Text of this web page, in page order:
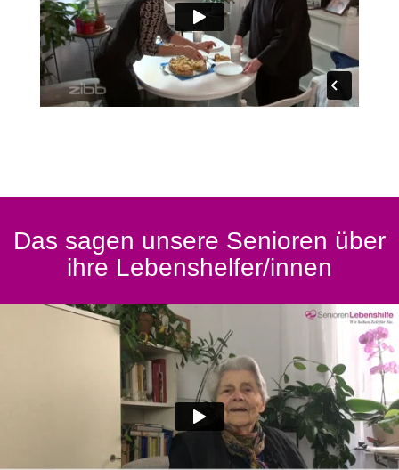
Das sagen unsere Senioren über
ihre Lebenshelfer/innen